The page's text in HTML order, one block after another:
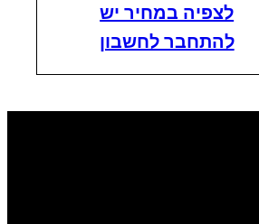
לצפיה במחיר יש
להתחבר לחשבון